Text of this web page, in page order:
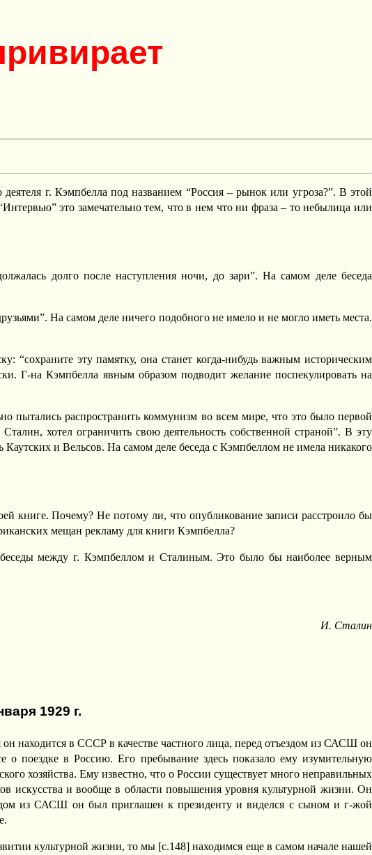
г. Кэмпбелла под названием “Россия – рынок или угроза?”. В этой
это замечательно тем, что в нем что ни фраза – то небылица или
долго после наступления ночи, до зари”. На самом деле беседа
На самом деле ничего подобного не имело и не могло иметь места.
“сохраните эту памятку, она станет когда-нибудь важным историческим
Г-на Кэмпбелла явным образом подводит желание поспекулировать на
пытались распространить коммунизм во всем мире, что это было первой
хотел ограничить свою деятельность собственной страной”. В эту
и Вельсов. На самом деле беседа с Кэмпбеллом не имела никакого
книге. Почему? Не потому ли, что опубликование записи расстроило бы
мещан рекламу для книги Кэмпбелла?
между г. Кэмпбеллом и Сталиным. Это было бы наиболее верным
И. Сталин
1929 г.
находится в СССР в качестве частного лица, перед отъездом из САСШ он
поездке в Россию. Его пребывание здесь показало ему изумительную
хозяйства. Ему известно, что о России существует много неправильных
искусства и вообще в области повышения уровня культурной жизни. Он
из САСШ он был приглашен к президенту и виделся с сыном и г-жой
культурной жизни, то мы [c.148] находимся еще в самом начале нашей